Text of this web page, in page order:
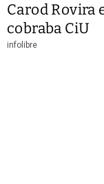
Carod Rovira
cobraba CiU
infolibre